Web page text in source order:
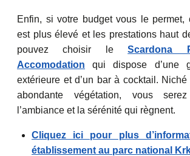
Enfin, si votre budget vous le permet,
est plus élevé et les prestations haut
pouvez choisir leScardona
Accomodation qui dispose d’une
extérieure et d’un bar à cocktail.
abondante végétation, vous
l’ambiance et la sérénité qui règnent.
Cliquez ici pour plus
établissement au parc national